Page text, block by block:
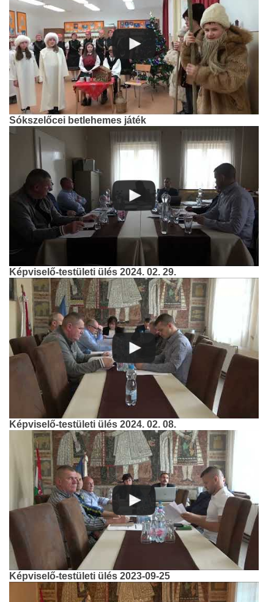
Sókszelőcei betlehemes játék
Képviselő-testületi ülés 2024. 02. 29.
Képviselő-testületi ülés 2024. 02. 08.
Képviselő-testületi ülés 2023-09-25